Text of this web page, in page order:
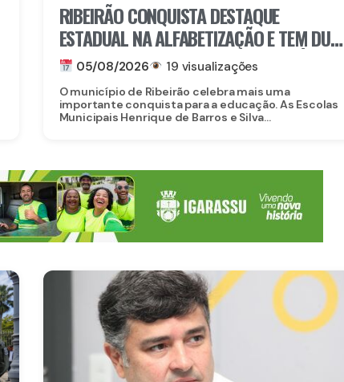
RIBEIRÃO CONQUISTA DESTAQUE
ESTADUAL NA ALFABETIZAÇÃO E TEM DUAS
ESCOLAS CONTEMPLADAS PELO PRÊMIO
ESCOLA DESTAQUE
05/08/2026 19 visualizações
O município de Ribeirão celebra mais uma
importante conquista para a educação. As Escolas
Municipais Henrique de Barros e Silva...